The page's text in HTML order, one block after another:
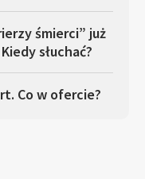
śmierci” już
słuchać?
Co w ofercie?